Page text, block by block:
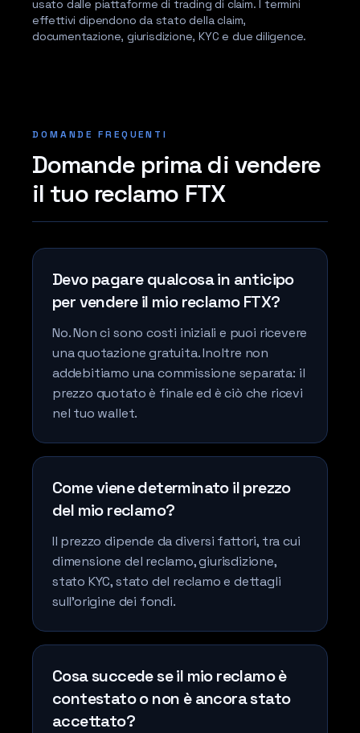
usato dalle piattaforme di trading di claim. I termini
effettivi dipendono da stato della claim,
documentazione, giurisdizione, KYC e due diligence.
DOMANDE FREQUENTI
Domande prima di vendere
il tuo reclamo FTX
Devo pagare qualcosa in anticipo
per vendere il mio reclamo FTX?
No. Non ci sono costi iniziali e puoi ricevere
una quotazione gratuita. Inoltre non
addebitiamo una commissione separata: il
prezzo quotato è finale ed è ciò che ricevi
nel tuo wallet.
Come viene determinato il prezzo
del mio reclamo?
Il prezzo dipende da diversi fattori, tra cui
dimensione del reclamo, giurisdizione,
stato KYC, stato del reclamo e dettagli
sull'origine dei fondi.
Cosa succede se il mio reclamo è
contestato o non è ancora stato
accettato?